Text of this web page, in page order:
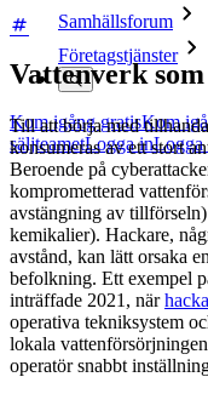
Samhällsforum
Företagstjänster
Kom igång gratisKom
säljteametLogga inLogga
Vattenverk
Till att börja med
konsumeras av ett stort
Beroende på
komprometterad
avstängning av
kemikalier). Hackare,
avstånd, kan lätt orsaka
befolkning. Ett exempel
inträffade 2021, när
operativa tekniksystem
lokala
operatör snabbt